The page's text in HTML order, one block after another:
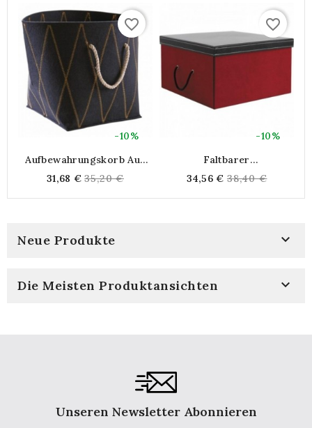
-10%
favorite_border
Aufbewahrungskorb Aus
31,68 € Regular
price
35,20 €
-10%
favorite_border
Faltbarer
Roter Karton Und Samt |
Bequemes Dekoratives
34,56 € Regular
price
38,40 €
Neue Produkte 
Die Meisten Produktansichten 
Unseren Newsletter Abonnieren